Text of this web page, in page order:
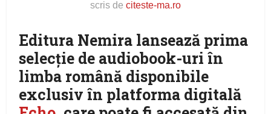
scris de citeste-ma.ro
Editura Nemira lansează prima
selecție de audiobook-uri în
limba română disponibile
exclusiv în platforma digitală